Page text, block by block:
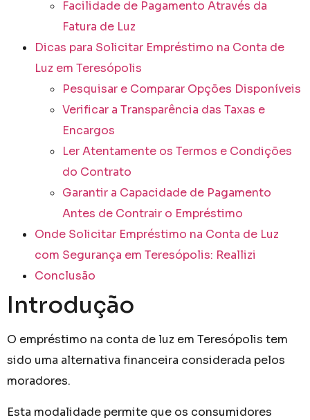
Facilidade de Pagamento Através da
Fatura de Luz
Dicas para Solicitar Empréstimo na Conta de
Luz em Teresópolis
Pesquisar e Comparar Opções Disponíveis
Verificar a Transparência das Taxas e
Encargos
Ler Atentamente os Termos e Condições
do Contrato
Garantir a Capacidade de Pagamento
Antes de Contrair o Empréstimo
Onde Solicitar Empréstimo na Conta de Luz
com Segurança em Teresópolis: Reallizi
Conclusão
Introdução
O empréstimo na conta de luz em Teresópolis tem
sido uma alternativa financeira considerada pelos
moradores.
Esta modalidade permite que os consumidores